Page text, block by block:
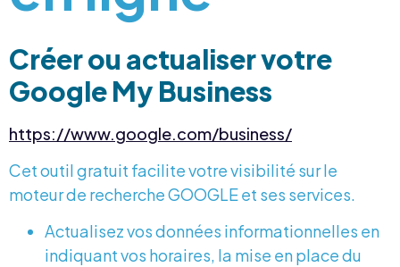
Créer ou actualiser votre
Google My Business
https://www.google.com/business/
Cet outil gratuit facilite votre visibilité sur le
moteur de recherche GOOGLE et ses services.
Actualisez vos données informationnelles en
indiquant vos horaires, la mise en place du